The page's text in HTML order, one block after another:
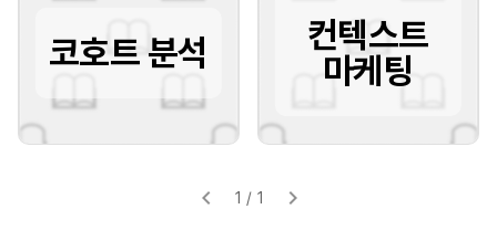
코호트 분석
컨텍스트
마케팅